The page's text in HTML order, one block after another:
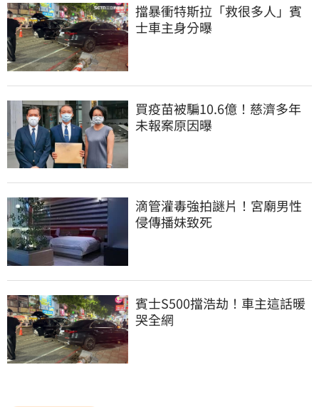
擋暴衝特斯拉「救很多人」賓
士車主身分曝
買疫苗被騙10.6億！慈濟多年
未報案原因曝
滴管灌毒強拍謎片！宮廟男性
侵傳播妹致死
賓士S500擋浩劫！車主這話暖
哭全網